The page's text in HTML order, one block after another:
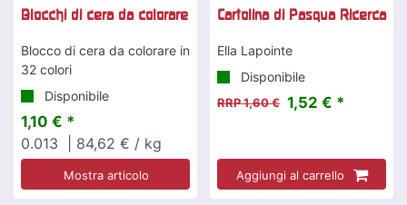
Blocchi di cera da colorare
Blocco di cera da colorare in
32 colori
Disponibile
1,10 € *
0.013
| 84,62 € / kg
Mostra articolo
Cartolina di Pasqua Ricerca
Ella Lapointe
Disponibile
RRP 1,60 € 1,52 € *
Aggiungi al carrello